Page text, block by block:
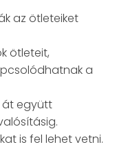
az ötleteiket
ötleteit,
a
át együtt
is fel lehet vetni.